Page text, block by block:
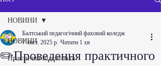
НОВИНИ
Практична підготовка
НОВИНИ
✏️Проведення практичного
Балтський педагогічний фаховий коледж
7 лист. 2025 р. Читати 1 хв